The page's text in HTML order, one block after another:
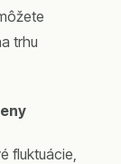
trhu
fluktuácie,